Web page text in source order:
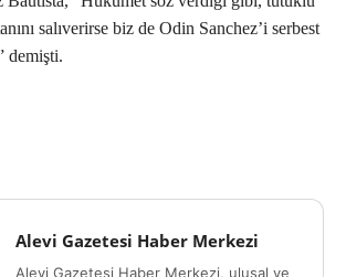
salıverirse biz de Odin Sanchez’i serbest
demişti.
Alevi Gazetesi Haber Merkezi
Alevi Gazetesi Haber Merkezi, ulusal ve